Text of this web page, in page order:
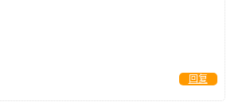
回复